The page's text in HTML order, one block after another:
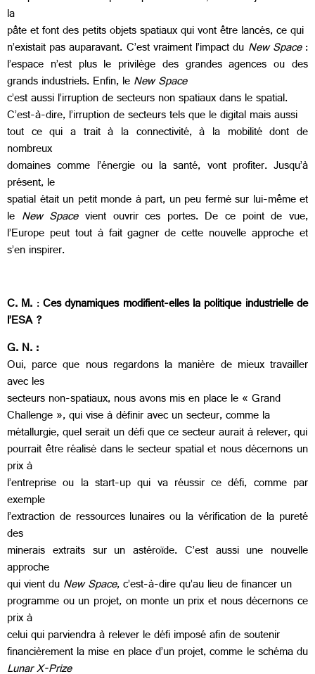
la
pâte et font des petits objets spatiaux qui vont être lancés, ce qui
n’existait pas auparavant. C’est vraiment l’impact du New Space:
l’espace n’est plus le privilège des grandes agences ou des
grands industriels. Enfin, leNew Space
c’est aussi l’irruption de secteurs non spatiaux dans le spatial.
C’est-à-dire, l’irruption de secteurs tels que le digital mais aussi
tout ce qui a trait à la connectivité, à la mobilité dont de
nombreux
domaines comme l’énergie ou la santé, vont profiter. Jusqu’à
présent, le
spatial était un petit monde à part, un peu fermé sur lui-même et
le New Spacevient ouvrir ces portes. De ce point de vue,
l’Europe peut tout à fait gagner de cette nouvelle approche et
s’en inspirer.
C. M. :Ces dynamiques modifient-elles la politique industrielle de
l’ESA ?
G. N. :
Oui, parce que nous regardons la manière de mieux travailler
avec les
secteurs non-spatiaux, nous avons mis en place le « Grand
Challenge », qui vise à définir avec un secteur, comme la
métallurgie, quel serait un défi que ce secteur aurait à relever, qui
pourrait être réalisé dans le secteur spatial et nous décernons un
prix à
l’entreprise ou la start-up qui va réussir ce défi, comme par
exemple
l’extraction de ressources lunaires ou la vérification de la pureté
des
minerais extraits sur un astéroïde. C’est aussi une nouvelle
approche
qui vient duNew Space, c’est-à-dire qu’au lieu de financer un
programme ou un projet, on monte un prix et nous décernons ce
prix à
celui qui parviendra à relever le défi imposé afin de soutenir
financièrement la mise en place d’un projet, comme le schéma du